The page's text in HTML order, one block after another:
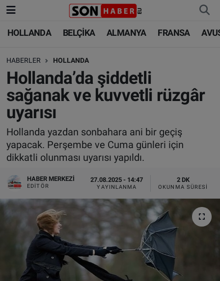
HOLLANDA BELÇİKA ALMANYA FRANSA
HABERLER HOLLANDA
Hollanda’da şiddetli
sağanak ve kuvvetli rüzgâr
uyarısı
Hollanda yazdan sonbahara ani bir geçiş
yapacak. Perşembe ve Cuma günleri için
dikkatli olunması uyarısı yapıldı.
HABER MERKEZI
EDITÖR
27.08.2025 - 14:47
YAYINLANMA
2 DK
OKUNMA SÜRESI
HOLLANDA
BELÇİKA
ALMANYA
FRANSA
AVUSTURYA
SAĞLIK - YAŞAM
BİLİM-TEKNOLOJİ
HOLLANDA
BELÇİKA
ALMANYA
TÜRKİYE
DÜNYA
BİLİM-TEKNOLOJİ
SAĞLIK
FOTO GALERİ
VIDEO GALERİ
ALGEMENE VOORWAARDEN
Nöbetçi Eczaneler
Hava Durumu
Trafik Durumu
Süper Lig Puan Durumu ve Fikstür
Tüm Manşetler
Son Dakika Haberleri
Haber Arşivi